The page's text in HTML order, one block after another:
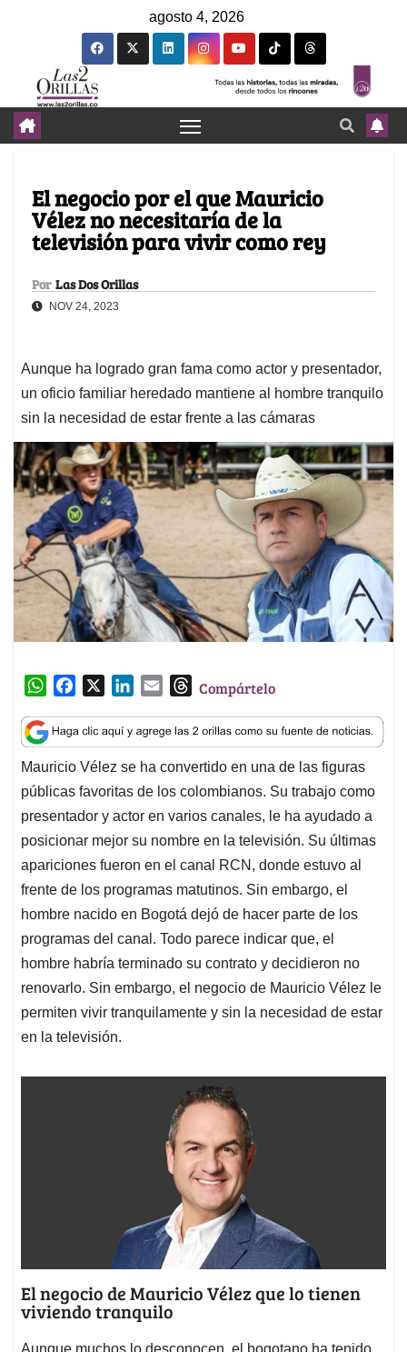
agosto 4, 2026
El negocio por el que Mauricio
Vélez no necesitaría de la
televisión para vivir como rey
Por Las Dos Orillas
NOV 24, 2023
Aunque ha logrado gran fama como actor y presentador,
un oficio familiar heredado mantiene al hombre tranquilo
sin la necesidad de estar frente a las cámaras
W
a
t
s
A
p
p
c
e
b
o
o
k
n
k
e
d
I
n
a
i
l
T
r
e
a
d
s
Compártelo
Mauricio Vélez se ha convertido en una de las figuras
públicas favoritas de los colombianos. Su trabajo como
presentador y actor en varios canales, le ha ayudado a
posicionar mejor su nombre en la televisión. Su últimas
apariciones fueron en el canal RCN, donde estuvo al
frente de los programas matutinos. Sin embargo, el
hombre nacido en Bogotá dejó de hacer parte de los
programas del canal. Todo parece indicar que, el
hombre habría terminado su contrato y decidieron no
renovarlo. Sin embargo, el negocio de Mauricio Vélez le
permiten vivir tranquilamente y sin la necesidad de estar
en la televisión.
El negocio de Mauricio Vélez que lo tienen
viviendo tranquilo
Aunque muchos lo desconocen, el bogotano ha tenido